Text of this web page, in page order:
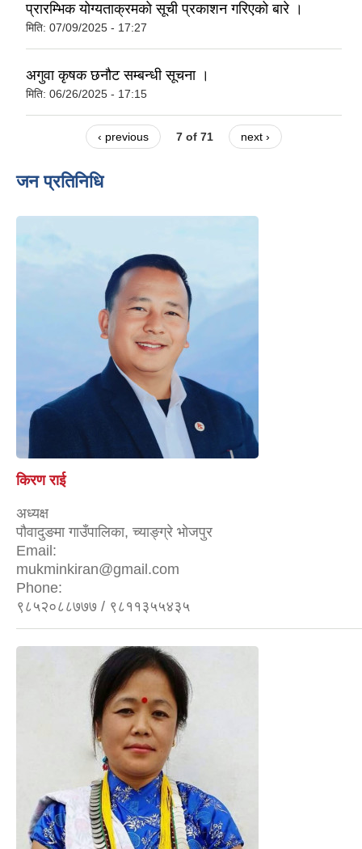
प्रारम्भिक योग्यताक्रमको सूची प्रकाशन गरिएको बारे ।
मिति: 07/09/2025 - 17:27
अगुवा कृषक छनौट सम्बन्धी सूचना ।
मिति: 06/26/2025 - 17:15
‹ previous 7 of 71 next ›
जन प्रतिनिधि
किरण राई
अध्यक्ष
पौवादुङमा गाउँपालिका, च्याङ्ग्रे भोजपुर
Email:
mukminkiran@gmail.com
Phone:
९८५२०८८७७७ / ९८११३५५४३५